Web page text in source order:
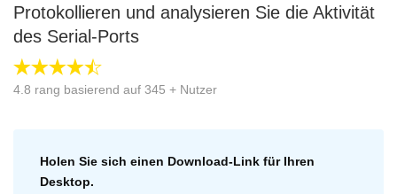
Protokollieren und analysieren Sie die Aktivität
des Serial-Ports
4.8 rang basierend auf 345 + Nutzer
Holen Sie sich einen Download-Link für Ihren
Desktop.